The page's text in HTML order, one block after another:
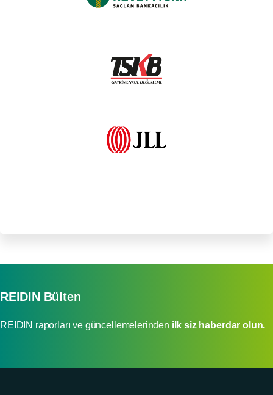
REIDIN Bülten
REIDIN raporları ve güncellemelerinden ilk siz haberdar olun.